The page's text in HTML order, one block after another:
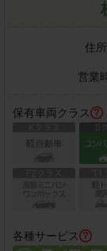
住所
営業
保有車両クラス
各種サービス